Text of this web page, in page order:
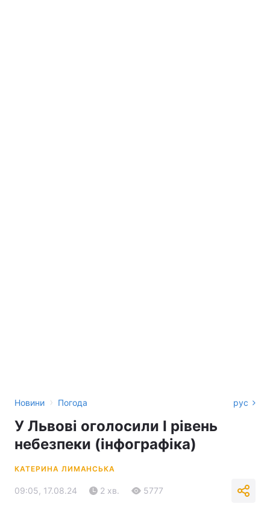
Новини › Погода рус
У Львові оголосили І рівень
небезпеки (інфографіка)
КАТЕРИНА ЛИМАНСЬКА
09:05, 17.08.24 2 хв. 5777